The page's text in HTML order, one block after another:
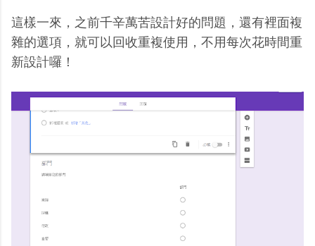
這樣一來，之前千辛萬苦設計好的問題，還有裡面複
雜的選項，就可以回收重複使用，不用每次花時間重
新設計囉！